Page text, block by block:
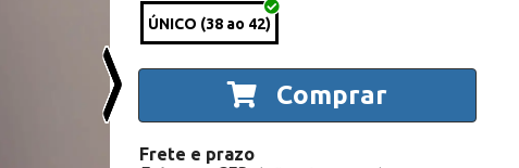
ÚNICO (38 ao 42)
Comprar
Frete e prazo